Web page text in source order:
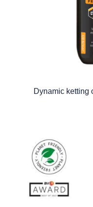
Dynamic ketting